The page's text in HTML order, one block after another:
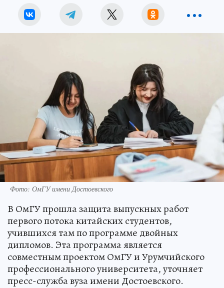
Фото: ОмГУ имени Достоевского
В ОмГУ прошла защита выпускных работ
первого потока китайских студентов,
учившихся там по программе двойных
дипломов. Эта программа является
совместным проектом ОмГУ и Урумчийского
профессионального университета, уточняет
пресс-служба вуза имени Достоевского.